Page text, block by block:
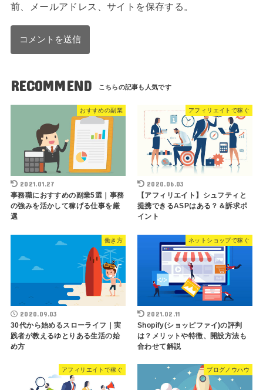
前、メールアドレス、サイトを保存する。
RECOMMEND
おすすめの副業
2021.01.27
事務職におすすめの副業5選｜事務
の強みを活かして稼げる仕事を厳
選
アフィリエイトで稼ぐ
2020.06.03
【アフィリエイト】シュフティと
提携できるASPはある？＆訴求ポ
イント
働き方
2020.09.03
30代から始めるスローライフ｜実
践者が教えるゆとりある生活の始
め方
ネットショップで稼ぐ
2021.02.11
Shopify(ショッピファイ)の評判
は？メリットや特徴、開設方法も
合わせて解説
アフィリエイトで稼ぐ ブログノウハウ